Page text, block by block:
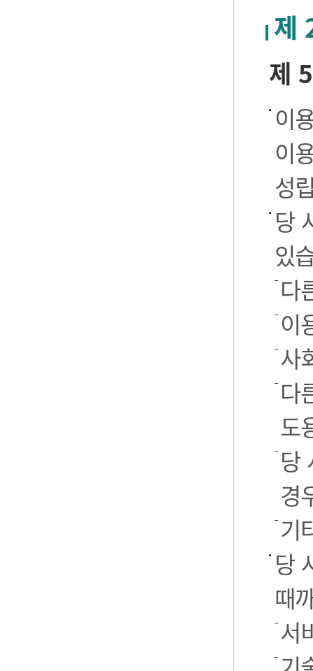
제
제
이
이
성
당
있
다
이
사
다
도
당
경
기
당
때
서